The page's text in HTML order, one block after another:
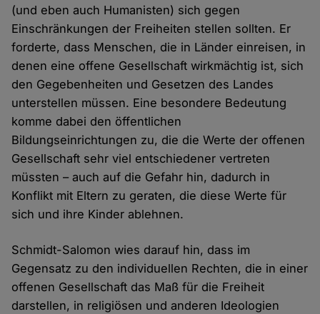
(und eben auch Humanisten) sich gegen
Einschränkungen der Freiheiten stellen sollten. Er
forderte, dass Menschen, die in Länder einreisen, in
denen eine offene Gesellschaft wirkmächtig ist, sich
den Gegebenheiten und Gesetzen des Landes
unterstellen müssen. Eine besondere Bedeutung
komme dabei den öffentlichen
Bildungseinrichtungen zu, die die Werte der offenen
Gesellschaft sehr viel entschiedener vertreten
müssten – auch auf die Gefahr hin, dadurch in
Konflikt mit Eltern zu geraten, die diese Werte für
sich und ihre Kinder ablehnen.
Schmidt-Salomon wies darauf hin, dass im
Gegensatz zu den individuellen Rechten, die in einer
offenen Gesellschaft das Maß für die Freiheit
darstellen, in religiösen und anderen Ideologien